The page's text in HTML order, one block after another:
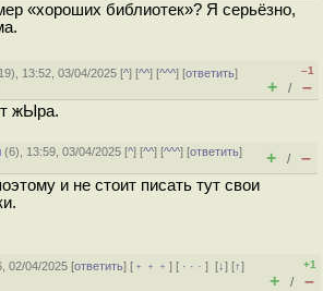
«хороших библиотек»? Я серьёзно,
), 13:52, 03/04/2025 [^] [^^] [^^^] [ответить]
–1
+ / –
жЫра.
(6), 13:59, 03/04/2025 [^] [^^] [^^^] [ответить]
+ / –
и не стоит писать тут свои
02/04/2025 [ответить] [ ﹢﹢﹢] [ · · ·][↓] [↑]
+1
+ / –